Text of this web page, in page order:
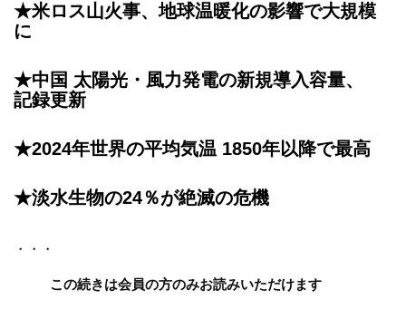
★米ロス山火事、地球温暖化の影響で大規模
に
★中国 太陽光・風力発電の新規導入容量、
記録更新
★2024年世界の平均気温 1850年以降で最高
★淡水生物の24％が絶滅の危機
・ ・・
この続きは会員の方のみお読みいただけます